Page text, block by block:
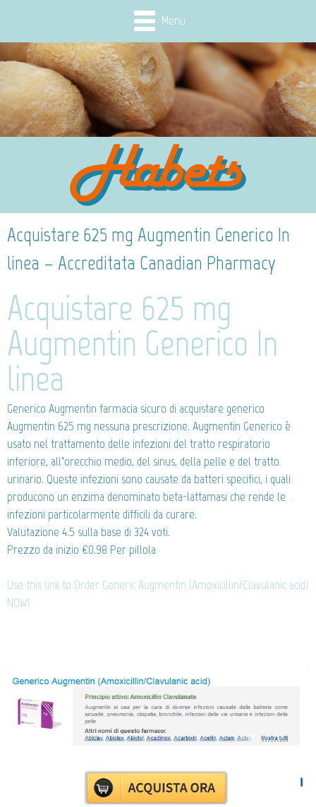
Menu
Acquistare 625 mg Augmentin Generico In
linea – Accreditata Canadian Pharmacy
Acquistare 625 mg
Augmentin Generico In
linea
Generico Augmentin farmacia sicuro di acquistare generico
Augmentin 625 mg nessuna prescrizione. Augmentin Generico è
usato nel trattamento delle infezioni del tratto respiratorio
inferiore, all’orecchio medio, del sinus, della pelle e del tratto
urinario. Queste infezioni sono causate da batteri specifici, i quali
producono un enzima denominato beta-lattamasi che rende le
infezioni particolarmente difficili da curare.
Valutazione 4.5 sulla base di 324 voti.
Prezzo da inizio €0.98 Per pillola
Use this link to Order Generic Augmentin (Amoxicillin/Clavulanic acid)
NOW!